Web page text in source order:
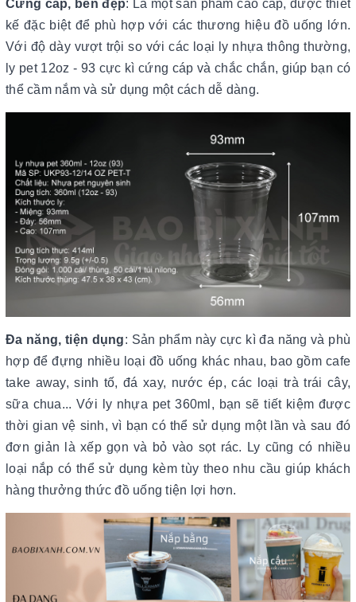
Cứng cáp, bền đẹp: Là một sản phẩm cao cấp, được thiết
kế đặc biệt để phù hợp với các thương hiệu đồ uống lớn.
Với độ dày vượt trội so với các loại ly nhựa thông thường,
ly pet 12oz - 93 cực kì cứng cáp và chắc chắn, giúp bạn có
thể cầm nắm và sử dụng một cách dễ dàng.
Đa năng, tiện dụng: Sản phẩm này cực kì đa năng và phù
hợp để đựng nhiều loại đồ uống khác nhau, bao gồm cafe
take away, sinh tố, đá xay, nước ép, các loại trà trái cây,
sữa chua... Với ly nhựa pet 360ml, bạn sẽ tiết kiệm được
thời gian vệ sinh, vì bạn có thể sử dụng một lần và sau đó
đơn giản là xếp gọn và bỏ vào sọt rác. Ly cũng có nhiều
loại nắp có thể sử dụng kèm tùy theo nhu cầu giúp khách
hàng thưởng thức đồ uống tiện lợi hơn.